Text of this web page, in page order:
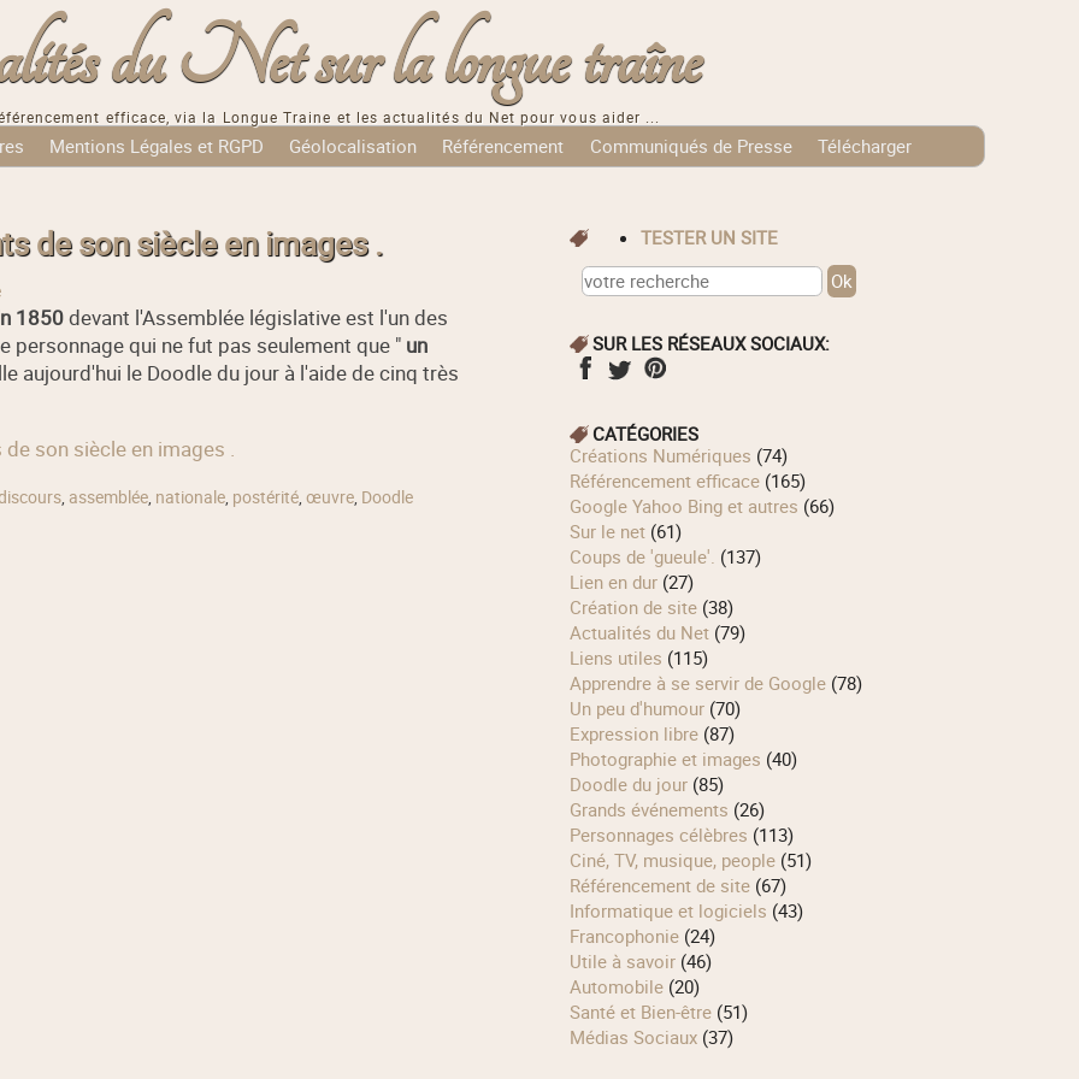
du Net sur la longue traîne
efficace, via la Longue Traine et les actualités du Net pour vous aider ...
Mentions Légales et RGPD Géolocalisation Référencement Communiqués de Presse
Télécharger
de son siècle en images .
1850devant l'Assemblée législative est l'un des
personnage qui ne fut pas seulement que " un
aujourd'hui le Doodle du jour à l'aide de cinq très
son siècle en images .
, assemblée, nationale, postérité, œuvre, Doodle
TESTER UN SITE
SUR LES RÉSEAUX SOCIAUX:
CATÉGORIES
Créations Numériques (74)
Référencement efficace(165)
Google Yahoo Bing et autres (66)
Sur le net(61)
Coups de 'gueule'. (137)
Lien en dur(27)
Création de site(38)
Actualités du Net(79)
Liens utiles (115)
Apprendre à se servir de Google(78)
Un peu d'humour(70)
Expression libre(87)
Photographie et images (40)
Doodle du jour(85)
Grands événements (26)
Personnages célèbres (113)
Ciné, TV, musique, people(51)
Référencement de site(67)
Informatique et logiciels (43)
Francophonie(24)
Utile à savoir(46)
Automobile(20)
Santé et Bien-être(51)
Médias Sociaux(37)